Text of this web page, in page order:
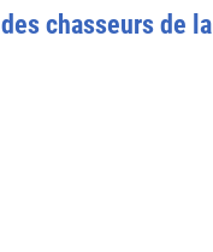
chasseurs de la